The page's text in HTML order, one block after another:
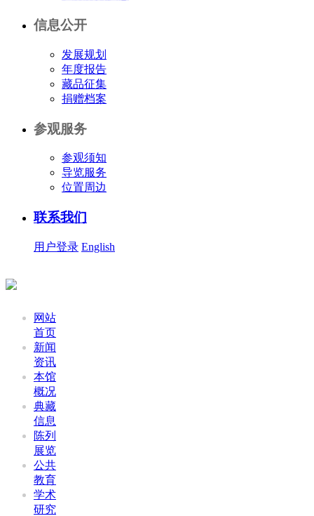
信息公开
发展规划
年度报告
藏品征集
捐赠档案
参观服务
参观须知
导览服务
位置周边
联系我们
用户登录 English
网站
首页
新闻
资讯
本馆
概况
典藏
信息
陈列
展览
公共
教育
学术
研究